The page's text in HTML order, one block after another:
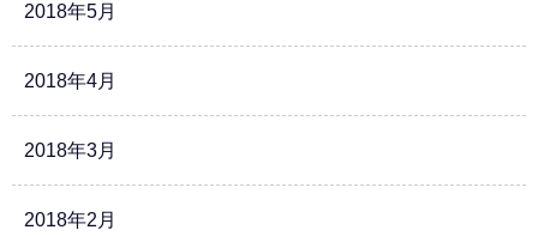
2018年5月
2018年4月
2018年3月
2018年2月